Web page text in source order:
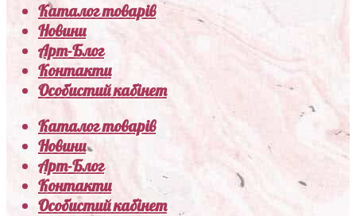
Каталог товарів
Новини
Арт-Блог
Контакти
Особистий кабінет
Каталог товарів
Новини
Арт-Блог
Контакти
Особистий кабінет